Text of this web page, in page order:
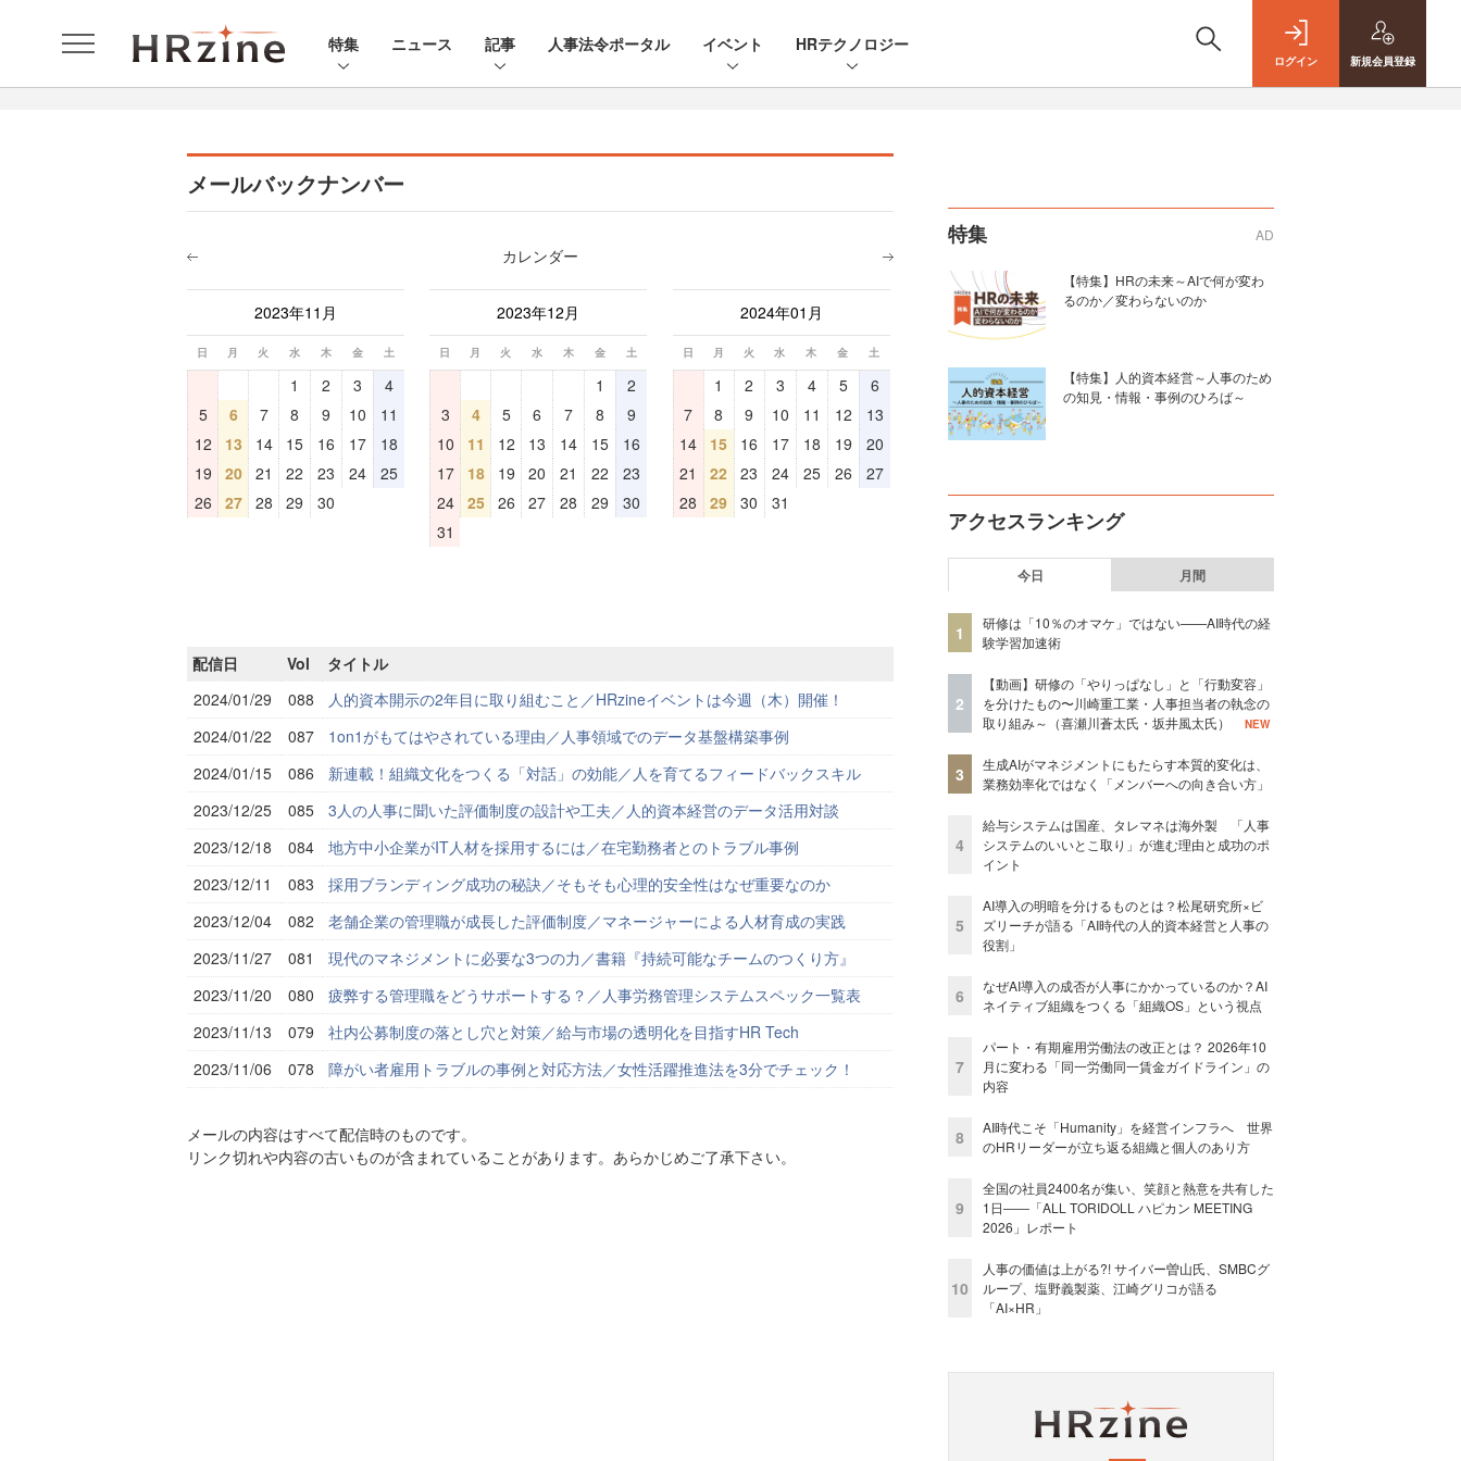
特集 ニュース 記事 人事法令ポータル イベント HRテクノロジー
ログイン 新規会員登録
メールバックナンバー
カレンダー
2023年11月
日 月 火 水 木 金 土
1 2 3
4
5
6 7 8 9 10
11
12
13 14 15 16 17
18
19
20 21 22 23 24
25
26
27 28 29 30
2023年12月
日 月 火 水 木 金 土
1
2
3
4 5 6 7 8
9
10
11 12 13 14 15
16
17
18 19 20 21 22
23
24
25 26 27 28 29
30
31
2024年01月
日 月 火 水 木 金 土
1 2 3 4 5
6
7
8 9 10 11 12
13
14
15 16 17 18 19
20
21
22 23 24 25 26
27
28
29 30 31
配信日 Vol
タイトル
2024/01/29
088
人的資本開示の2年目に取り組むこと／HRzineイベントは今週（木）開催！
2024/01/22
087
1on1がもてはやされている理由／人事領域でのデータ基盤構築事例
2024/01/15
086
新連載！組織文化をつくる「対話」の効能／人を育てるフィードバックスキル
2023/12/25
085
3人の人事に聞いた評価制度の設計や工夫／人的資本経営のデータ活用対談
2023/12/18
084
地方中小企業がIT人材を採用するには／在宅勤務者とのトラブル事例
2023/12/11
083
採用ブランディング成功の秘訣／そもそも心理的安全性はなぜ重要なのか
2023/12/04
082
老舗企業の管理職が成長した評価制度／マネージャーによる人材育成の実践
2023/11/27
081
現代のマネジメントに必要な3つの力／書籍『持続可能なチームのつくり方』
2023/11/20
080
疲弊する管理職をどうサポートする？／人事労務管理システムスペック一覧表
2023/11/13
079
社内公募制度の落とし穴と対策／給与市場の透明化を目指すHR Tech
2023/11/06
078 障がい者雇用トラブルの事例と対応方法／女性活躍推進法を3分でチェック！
メールの内容はすべて配信時のものです。
リンク切れや内容の古いものが含まれていることがあります。あらかじめご了承下さい。
特集 AD
【特集】HRの未来～AIで何が変わ
るのか／変わらないのか
【特集】人的資本経営～人事のため
の知見・情報・事例のひろば～
アクセスランキング
今日 月間
1
研修は「10％のオマケ」ではない——AI時代の経
験学習加速術
2
【動画】研修の「やりっぱなし」と「行動変容」
を分けたもの〜川崎重工業・人事担当者の執念の
取り組み～（喜瀬川蒼太氏・坂井風太氏）
NEW
3
生成AIがマネジメントにもたらす本質的変化は、
業務効率化ではなく「メンバーへの向き合い方」
4
給与システムは国産、タレマネは海外製 「人事
システムのいいとこ取り」が進む理由と成功のポ
イント
5
AI導入の明暗を分けるものとは？松尾研究所×ビ
ズリーチが語る「AI時代の人的資本経営と人事の
役割」
6
なぜAI導入の成否が人事にかかっているのか？AI
ネイティブ組織をつくる「組織OS」という視点
7
パート・有期雇用労働法の改正とは？ 2026年10
月に変わる「同一労働同一賃金ガイドライン」の
内容
8
AI時代こそ「Humanity」を経営インフラへ 世界
のHRリーダーが立ち返る組織と個人のあり方
9
全国の社員2400名が集い、笑顔と熱意を共有した
1日――「ALL TORIDOLL ハピカン MEETING
2026」レポート
10
人事の価値は上がる?! サイバー曽山氏、SMBCグ
ループ、塩野義製薬、江崎グリコが語る
「AI×HR」